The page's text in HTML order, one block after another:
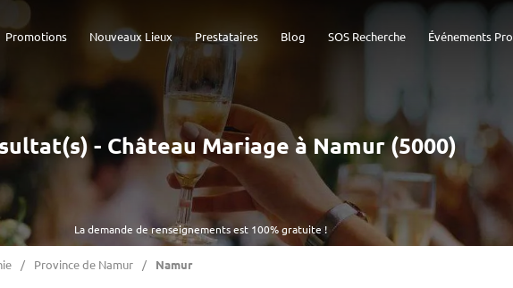
Événements Pro
SOS Recherche
Blog
Prestataires
Nouveaux Lieux
Promotions
La demande de renseignements est 100% gratuite !
- Château Mariage à Namur (5000)
Province de Namur Namur